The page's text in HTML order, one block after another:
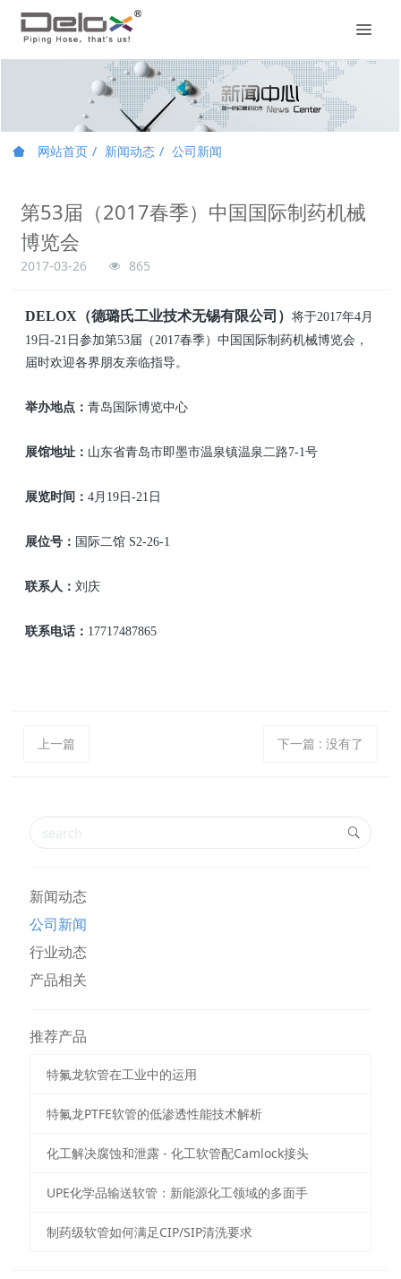
网站首页 新闻动态 公司新闻
第53届（2017春季）中国国际制药机械
博览会
2017-03-26 865
DELOX（德璐氏工业技术无锡有限公司）将于2017年4月
19日-21日参加第53届（2017春季）中国国际制药机械博览会，
届时欢迎各界朋友亲临指导。
举办地点：青岛国际博览中心
展馆地址： 山东省青岛市即墨市温泉镇温泉二路7-1号
展览时间：4月19日-21日
展位号： 国际二馆 S2-26-1
联系人：刘庆
联系电话： 17717487865
上一篇 下一篇 : 没有了
新闻动态
公司新闻
行业动态
产品相关
推荐产品
特氟龙软管在工业中的运用
特氟龙PTFE软管的低渗透性能技术解析
化工解决腐蚀和泄露 - 化工软管配Camlock接头
UPE化学品输送软管：新能源化工领域的多面手
制药级软管如何满足CIP/SIP清洗要求